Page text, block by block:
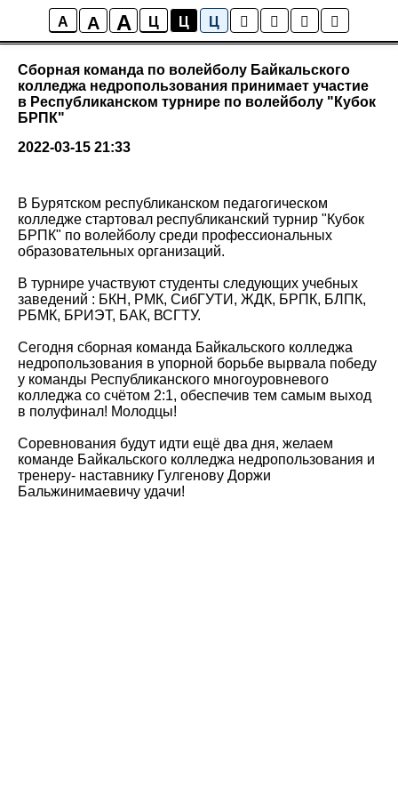
A A A Ц Ц Ц
Новости колледжа
Сборная команда по волейболу Байкальского
колледжа недропользования принимает участие
в Республиканском турнире по волейболу "Кубок
БРПК"
2022-03-15 21:33
В Бурятском республиканском педагогическом
колледже стартовал республиканский турнир "Кубок
БРПК" по волейболу среди профессиональных
образовательных организаций.
В турнире участвуют студенты следующих учебных
заведений : БКН, РМК, СибГУТИ, ЖДК, БРПК, БЛПК,
РБМК, БРИЭТ, БАК, ВСГТУ.
Сегодня сборная команда Байкальского колледжа
недропользования в упорной борьбе вырвала победу
у команды Республиканского многоуровневого
колледжа со счётом 2:1, обеспечив тем самым выход
в полуфинал! Молодцы!
Соревнования будут идти ещё два дня, желаем
команде Байкальского колледжа недропользования и
тренеру- наставнику Гулгенову Доржи
Бальжинимаевичу удачи!